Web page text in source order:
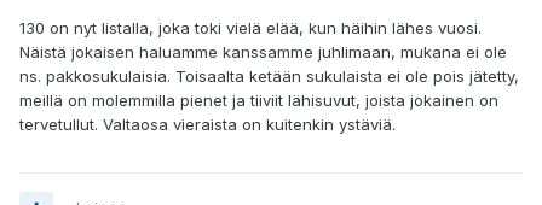
130 on nyt listalla, joka toki vielä elää, kun häihin lähes vuosi.
Näistä jokaisen haluamme kanssamme juhlimaan, mukana ei ole
ns. pakkosukulaisia. Toisaalta ketään sukulaista ei ole pois jätetty,
meillä on molemmilla pienet ja tiiviit lähisuvut, joista jokainen on
tervetullut. Valtaosa vieraista on kuitenkin ystäviä.